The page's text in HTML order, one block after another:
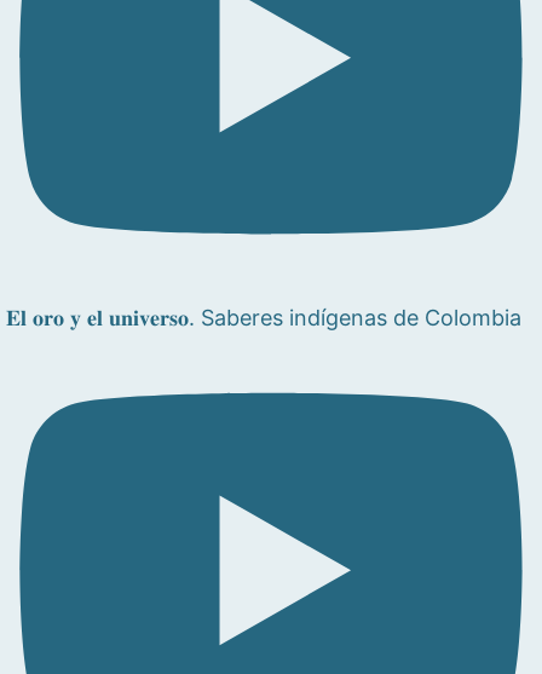
𝐄𝐥 𝐨𝐫𝐨 𝐲 𝐞𝐥 𝐮𝐧𝐢𝐯𝐞𝐫𝐬𝐨. Saberes indígenas de Colombia